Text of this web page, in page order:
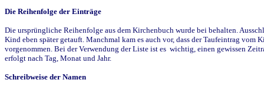
Die Reihenfolge der Einträge
Die ursprüngliche Reihenfolge aus dem Kirchenbuch wurde bei behalten.
Kind eben später getauft. Manchmal kam es auch vor, dass der Taufeintrag
vorgenommen. Bei der Verwendung der Liste ist es wichtig, einen gewissen
erfolgt nach Tag, Monat und Jahr.
Schreibweise der Namen